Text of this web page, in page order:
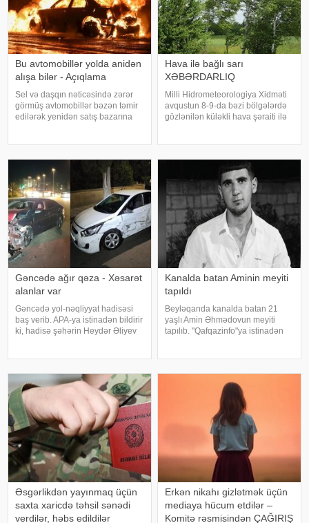
Bu avtomobillər yolda anidən
alışa bilər - Açıqlama
Sel və daşqın nəticəsində zərər
görmüş avtomobillər bəzən təmir
edilərək yenidən satış bazarına
müəyyən etmək isə alıcılar üçü
Hava ilə bağlı sarı
XƏBƏRDARLIQ
Milli Hidrometeorologiya Xidməti
avqustun 8-9-da bəzi bölgələrdə
gözlənilən küləkli hava şəraiti ilə
Goranboy, Naftalan, Daşkəsən
Gəncədə ağır qəza - Xəsarət
alanlar var
Gəncədə yol-nəqliyyat hadisəsi
baş verib. APA-ya istinadən bildirir
ki, hadisə şəhərin Heydər Əliyev
xəsarət alıb. Yaralıla
Kanalda batan Aminin meyiti
tapıldı
Beyləqanda kanalda batan 21
yaşlı Amin Əhmədovun meyiti
tapılıb. "Qafqazinfo"ya istinadən
Aparılan axtarış-xilasetm
Əsgərlikdən yayınmaq üçün
saxta xaricdə təhsil sənədi
verdilər, həbs edildilər
Erkən nikahı gizlətmək üçün
mediaya hücum etdilər –
Komitə rəsmisindən ÇAĞIRIŞ